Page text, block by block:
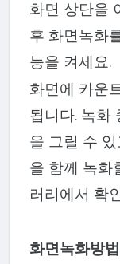
화면 상단을
후 화면녹화
능을 켜세요.
화면에 카운
됩니다. 녹화
을 그릴 수
을 함께 녹화
러리에서 확
화면녹화방법